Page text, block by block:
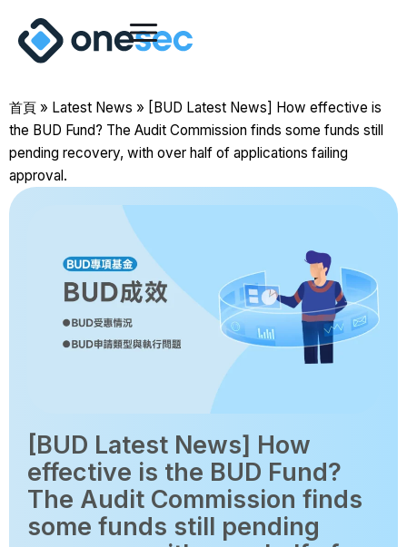
首頁 » Latest News » [BUD Latest News] How effective is
the BUD Fund? The Audit Commission finds some funds still
pending recovery, with over half of applications failing
approval.
[BUD Latest News] How
effective is the BUD Fund?
The Audit Commission finds
some funds still pending